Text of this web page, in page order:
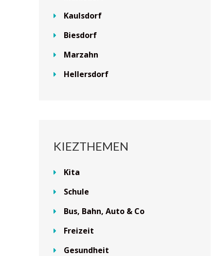
Kaulsdorf
Biesdorf
Marzahn
Hellersdorf
KIEZTHEMEN
Kita
Schule
Bus, Bahn, Auto & Co
Freizeit
Gesundheit